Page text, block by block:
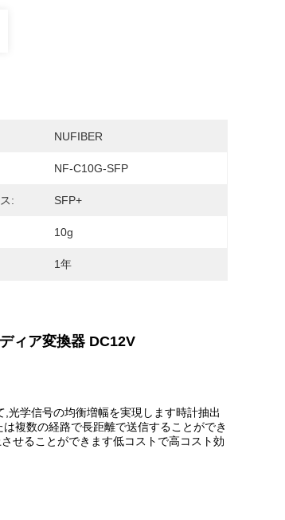
NUFIBER
NF-C10G-SFP
: SFP+
10g
1年
ィア変換器 DC12V
光学信号の均衡増幅を実現します時計抽出
複数の経路で長距離で送信することができ
せることができます低コストで高コスト効